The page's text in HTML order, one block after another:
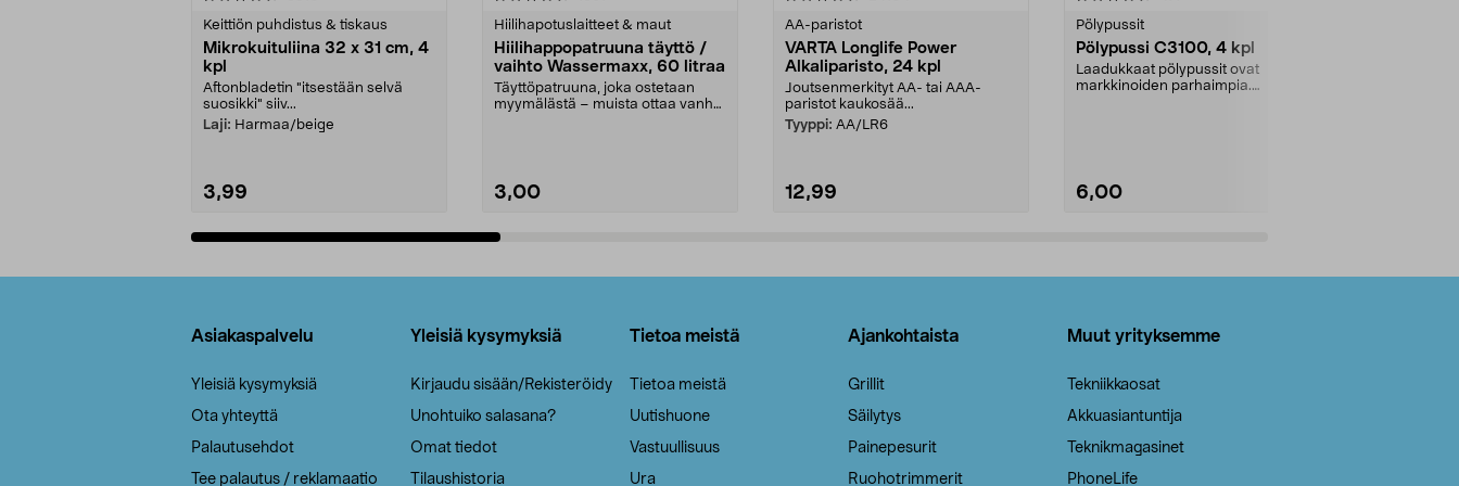
Keittiön puhdistus & tiskaus
Mikrokuituliina 32 x 31 cm, 4
kpl
Aftonbladetin "itsestään selvä
suosikki" siiv...
Laji: Harmaa/beige
3,99
Hiilihapotuslaitteet & maut
Hiilihappopatruuna täyttö /
vaihto Wassermaxx, 60 litraa
Täyttöpatruuna, joka ostetaan
myymälästä – muista ottaa vanha
3,00
AA-paristot
VARTA Longlife Power
Alkaliparisto, 24 kpl
Joutsenmerkityt AA- tai AAA-
paristot kaukosää...
Tyyppi: AA/LR6
12,99
Pölypussit
Pölypussi C3100, 4 kpl
Laadukkaat pölypussit ovat
markkinoiden parhaimpia.
6,00
Asiakaspalvelu
Yleisiä kysymyksiä
Ota yhteyttä
Palautusehdot
Tee palautus / reklamaatio
Yleisiä kysymyksiä
Kirjaudu sisään/Rekisteröidy
Unohtuiko salasana?
Omat tiedot
Tilaushistoria
Tietoa meistä
Tietoa meistä
Uutishuone
Vastuullisuus
Ura
Ajankohtaista
Grillit
Säilytys
Painepesurit
Ruohotrimmerit
Muut yrityksemme
Tekniikkaosat
Akkuasiantuntija
Teknikmagasinet
PhoneLife